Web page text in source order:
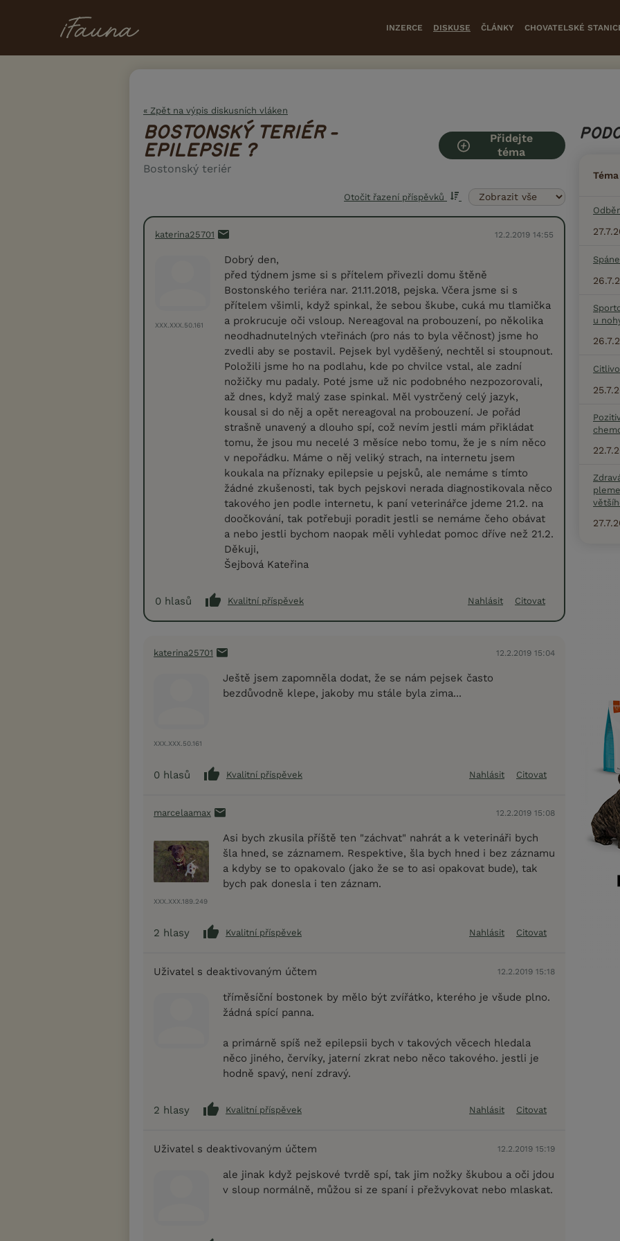
INZERCE DISKUSE ČLÁNKY CHOVATELSKÉ
« Zpět na výpis diskusních vláken
BOSTONSKÝ TERIÉR -
EPILEPSIE ?
Bostonský teriér
Přidejte
téma
Otočit řazení příspěvků
katerina25701 12.2.2019 14:55
XXX.XXX.50.161
Dobrý den,
před týdnem jsme si s přítelem přivezli domu štěně
Bostonského teriéra nar. 21.11.2018, pejska. Včera jsme si s
přítelem všimli, když spinkal, že sebou škube, cuká mu tlamička
a prokrucuje oči vsloup. Nereagoval na probouzení, po několika
neodhadnutelných vteřinách (pro nás to byla věčnost) jsme ho
zvedli aby se postavil. Pejsek byl vyděšený, nechtěl si stoupnout.
Položili jsme ho na podlahu, kde po chvilce vstal, ale zadní
nožičky mu padaly. Poté jsme už nic podobného nezpozorovali,
až dnes, když malý zase spinkal. Měl vystrčený celý jazyk,
kousal si do něj a opět nereagoval na probouzení. Je pořád
strašně unavený a dlouho spí, což nevím jestli mám přikládat
tomu, že jsou mu necelé 3 měsíce nebo tomu, že je s ním něco
v nepořádku. Máme o něj veliký strach, na internetu jsem
koukala na příznaky epilepsie u pejsků, ale nemáme s tímto
žádné zkušenosti, tak bych pejskovi nerada diagnostikovala něco
takového jen podle internetu, k paní veterinářce jdeme 21.2. na
doočkování, tak potřebuji poradit jestli se nemáme čeho obávat
a nebo jestli bychom naopak měli vyhledat pomoc dříve než 21.2.
Děkuji,
Šejbová Kateřina
0 hlasů Kvalitní příspěvek Nahlásit Citovat
katerina25701 12.2.2019 15:04
XXX.XXX.50.161
Ještě jsem zapomněla dodat, že se nám pejsek často
bezdůvodně klepe, jakoby mu stále byla zima...
0 hlasů Kvalitní příspěvek Nahlásit Citovat
marcelaamax 12.2.2019 15:08
XXX.XXX.189.249
Asi bych zkusila příště ten "záchvat" nahrát a k veterináři bych
šla hned, se záznamem. Respektive, šla bych hned i bez záznamu
a kdyby se to opakovalo (jako že se to asi opakovat bude), tak
bych pak donesla i ten záznam.
2 hlasy Kvalitní příspěvek Nahlásit Citovat
Uživatel s deaktivovaným účtem 12.2.2019 15:18
tříměsíční bostonek by mělo být zvířátko, kterého je všude plno.
žádná spící panna.
a primárně spíš než epilepsii bych v takových věcech hledala
něco jiného, červíky, jaterní zkrat nebo něco takového. jestli je
hodně spavý, není zdravý.
2 hlasy Kvalitní příspěvek Nahlásit Citovat
Uživatel s deaktivovaným účtem 12.2.2019 15:19
ale jinak když pejskové tvrdě spí, tak jim nožky škubou a oči jdou
v sloup normálně, můžou si ze spaní i přežvykovat nebo mlaskat.
Téma
u